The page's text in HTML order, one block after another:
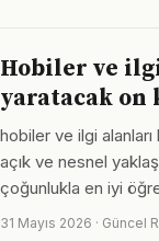
Hobiler ve
yaratacak on
hobiler ve ilgi alanları
açık ve nesnel
çoğunlukla en iyi
31 Mayıs 2026 · Güncel